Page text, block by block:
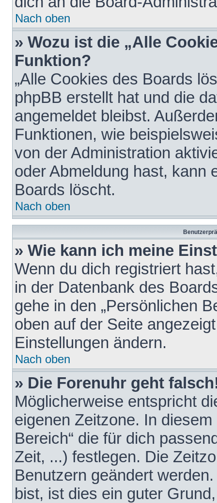
Nach oben
» Wozu ist die „Alle
Funktion?
„Alle Cookies des Boards
phpBB erstellt hat und die
angemeldet bleibst.
Funktionen, wie
von der Administration
oder Abmeldung hast, kann
Boards löscht.
Nach oben
» Wie kann ich meine
Wenn du dich registriert
in der Datenbank des
gehe in den „Persönlichen
oben auf der Seite
Einstellungen ändern.
Nach oben
» Die Forenuhr geht
Möglicherweise entspricht
eigenen Zeitzone. In
Bereich“ die für dich
Zeit, ...) festlegen. Die
Benutzern geändert
bist, ist dies ein guter